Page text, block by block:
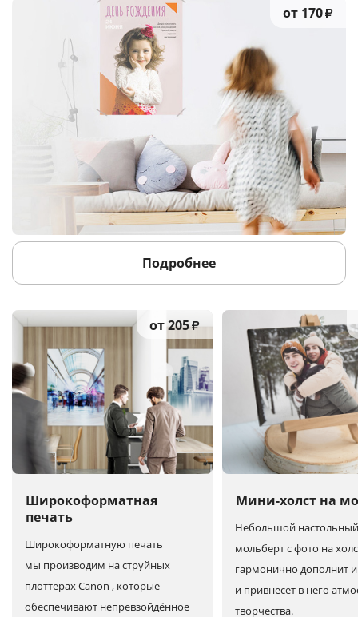
от 170₽
Подробнее
Широкоформатная
печать
от 205₽
Широкоформатную печать
мы производим на струйных
плоттерах Canon , которые
обеспечивают непревзойдённое
Мини-холст на
Небольшой настольный
мольберт с фото на
гармонично дополнит
и привнесёт в него
творчества.